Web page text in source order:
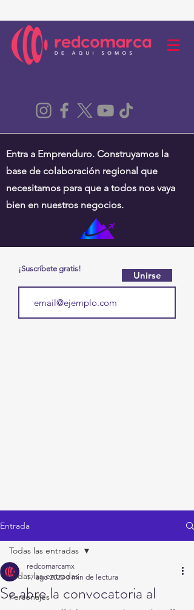
Entra a Emprenduro. Construyamos la
base de colaboración regional que
necesitamos para que a todos nos vaya
bien en nuestros negocios.
¡Suscríbete gratis!
Unirse
Entrada
Todas las entradas
Personajes
Todas las entradas
Se abre la convocatoria al
redcomarcamx
17 ago 2020 3 min de lectura